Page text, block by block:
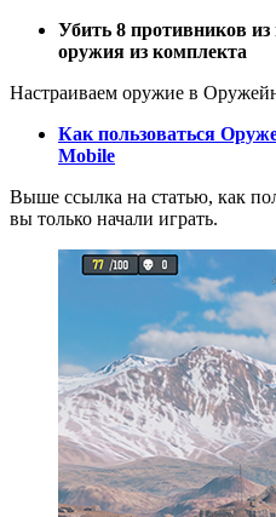
Убить 8 противников из
оружия из комплекта
Настраиваем оружие в
Как пользоваться
Mobile
Выше ссылка на статью, как
вы только начали играть.